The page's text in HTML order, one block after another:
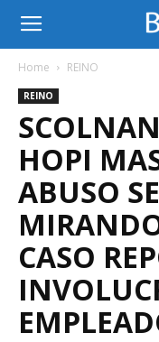
Bon
Dia
Aruba
Noticia
Home REINO
REINO
HOPI
ABUSO
CASO